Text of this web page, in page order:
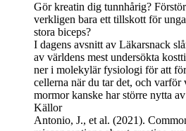
Gör kreatin dig tunnhårig?
verkligen bara ett tillskott för
stora biceps?
I dagens avsnitt av Läkarsnack
av världens mest undersökta
ner i molekylär fysiologi för att
cellerna när du tar det, och varför
mormor kanske har större nytta
Källor
Antonio, J., et al. (2021).